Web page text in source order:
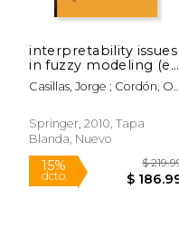
interpretability issues
in fuzzy modeling (en
Inglés)
Casillas, Jorge ; Cordón, O. ;
Springer, 2010, Tapa
Blanda, Nuevo